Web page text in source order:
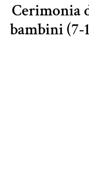
Cerimonia
bambini (7-